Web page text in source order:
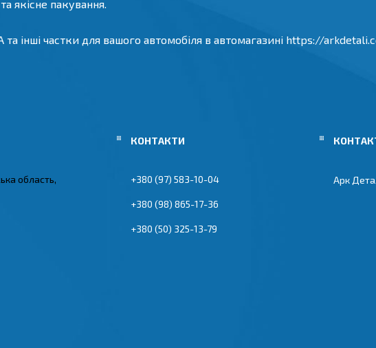
якісне пакування.
інші частки для вашого автомобіля в автомагазині https://
область,
+380 (97) 583-10-04
+380 (98) 865-17-36
+380 (50) 325-13-79
Арк